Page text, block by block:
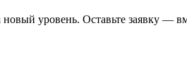
уровень. Оставьте заявку —